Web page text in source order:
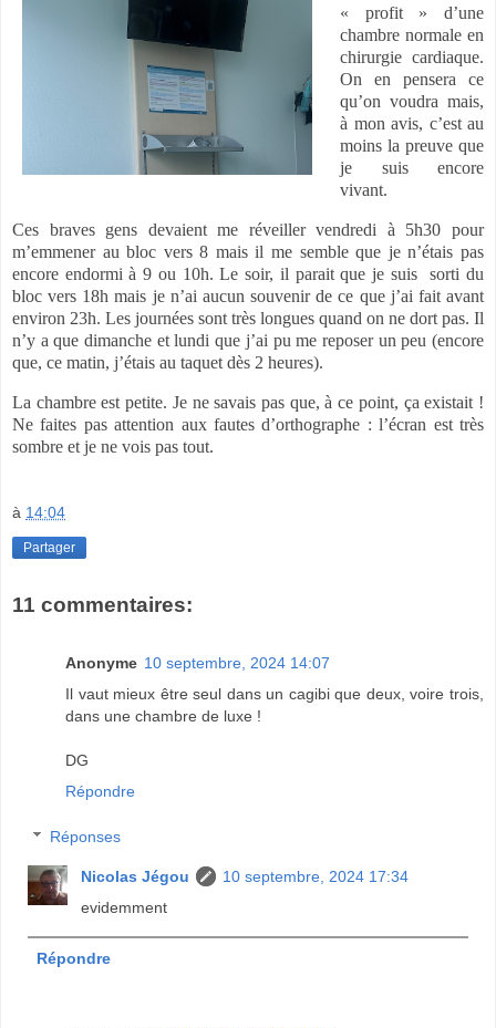
« profit » d’une
chambre normale en
chirurgie cardiaque.
On en pensera ce
qu’on voudra mais,
à mon avis, c’est au
moins la preuve que
je suis encore
vivant.
Ces braves gens devaient me réveiller vendredi à 5h30 pour
m’emmener au bloc vers 8 mais il me semble que je n’étais pas
encore endormi à 9 ou 10h. Le soir, il parait que je suis
sorti du
bloc vers 18h mais je n’ai aucun souvenir de ce que j’ai fait avant
environ 23h. Les journées sont très longues quand on ne dort pas. Il
n’y a que dimanche et lundi que j’ai pu me reposer un peu (encore
que, ce matin, j’étais au taquet dès 2 heures).
La chambre est petite. Je ne savais pas que, à ce point, ça existait !
Ne faites pas attention aux fautes d’orthographe : l’écran est très
sombre et je ne vois pas tout.
à 14:04
Partager
11 commentaires:
Anonyme 10 septembre, 2024 14:07
Il vaut mieux être seul dans un cagibi que deux, voire trois,
dans une chambre de luxe !
DG
Répondre
Réponses
Nicolas Jégou
10 septembre, 2024 17:34
evidemment
Répondre